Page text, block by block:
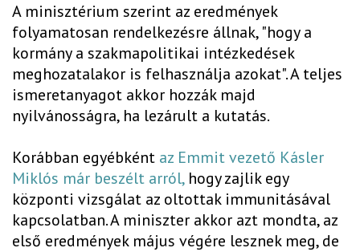
A minisztérium szerint az eredmények
folyamatosan rendelkezésre állnak, "hogy a
kormány a szakmapolitikai intézkedések
meghozatalakor is felhasználja azokat". A teljes
ismeretanyagot akkor hozzák majd
nyilvánosságra, ha lezárult a kutatás.
Korábban egyébként az Emmit vezető Kásler
Miklós már beszélt arról,hogy zajlik egy
központi vizsgálat az oltottak immunitásával
kapcsolatban. A miniszter akkor azt mondta, az
első eredmények május végére lesznek meg, de